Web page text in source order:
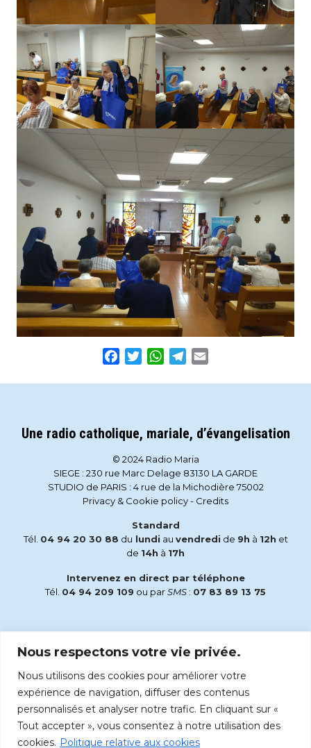
Nous respectons votre vie privée.
Nous utilisons des cookies pour améliorer votre
expérience de navigation, diffuser des contenus
personnalisés et analyser notre trafic. En cliquant sur «
Tout accepter », vous consentez à notre utilisation des
cookies. Politique relative aux cookies
Facebook
TwitterWhatsApp
Telegram
Une radio catholique, mariale, d’évangelisation
© 2024 Radio Maria
SIEGE : 230 rue Marc Delage 83130 LA GARDE
STUDIO de PARIS : 4 rue de la Michodière 75002
Privacy & Cookie policy- Credits
Standard
Tél. 04 94 20 30 88 du lundi au vendredi de 9h à 12h et
de 14h à 17h
Intervenez en direct par téléphone
Tél. 04 94 209 109 ou parSMS : 07 83 89 13 75
accueil@radiomaria.fr
Écoutez Radio Maria sur :